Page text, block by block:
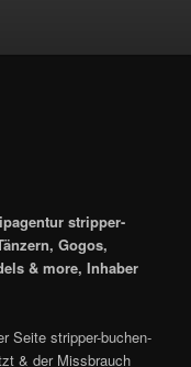
stripper-
Gogos,
& more, Inhaber
Seite stripper-buchen-
& der Missbrauch